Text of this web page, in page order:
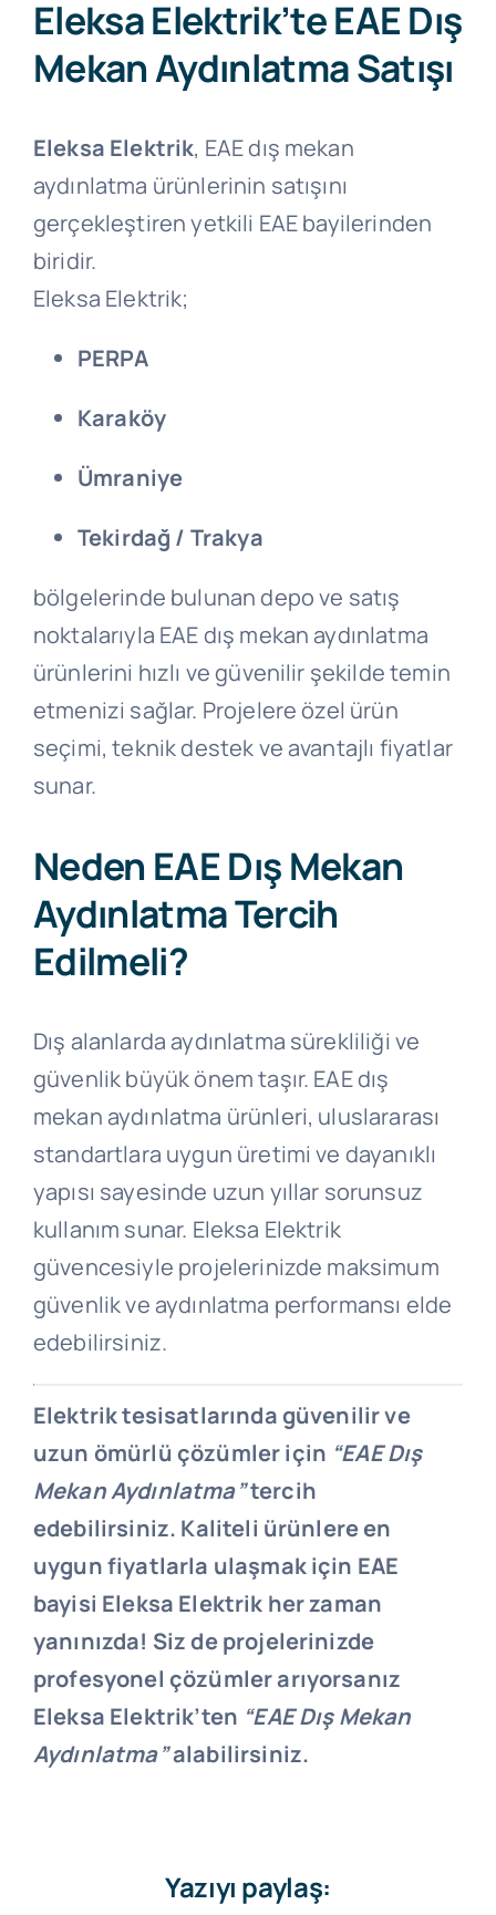
Eleksa Elektrik’te EAE Dış
Mekan Aydınlatma Satışı
Eleksa Elektrik, EAE dış mekan
aydınlatma ürünlerinin satışını
gerçekleştiren yetkili EAE bayilerinden
biridir.
Eleksa Elektrik;
PERPA
Karaköy
Ümraniye
Tekirdağ / Trakya
bölgelerinde bulunan depo ve satış
noktalarıyla EAE dış mekan aydınlatma
ürünlerini hızlı ve güvenilir şekilde temin
etmenizi sağlar. Projelere özel ürün
seçimi, teknik destek ve avantajlı fiyatlar
sunar.
Neden EAE Dış Mekan
Aydınlatma Tercih
Edilmeli?
Dış alanlarda aydınlatma sürekliliği ve
güvenlik büyük önem taşır. EAE dış
mekan aydınlatma ürünleri, uluslararası
standartlara uygun üretimi ve dayanıklı
yapısı sayesinde uzun yıllar sorunsuz
kullanım sunar. Eleksa Elektrik
güvencesiyle projelerinizde maksimum
güvenlik ve aydınlatma performansı elde
edebilirsiniz.
Elektrik tesisatlarında güvenilir ve
uzun ömürlü çözümler için “EAE Dış
Mekan Aydınlatma”tercih
edebilirsiniz. Kaliteli ürünlere en
uygun fiyatlarla ulaşmak için EAE
bayisi Eleksa Elektrik her zaman
yanınızda! Siz de projelerinizde
profesyonel çözümler arıyorsanız
Eleksa Elektrik’ten “EAE Dış Mekan
Aydınlatma”alabilirsiniz.
Yazıyı paylaş: